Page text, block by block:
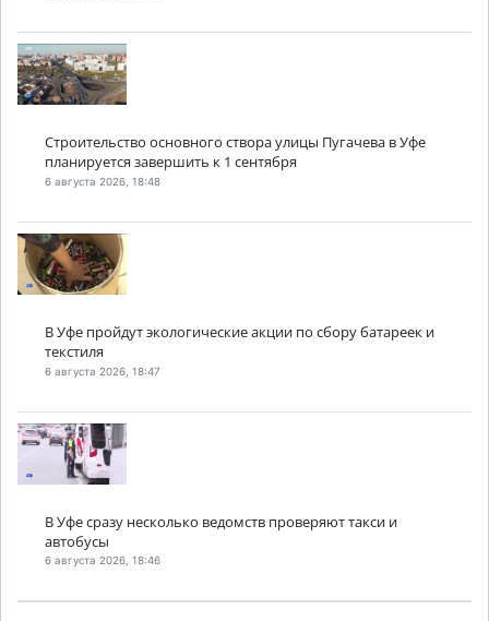
Строительство основного створа улицы Пугачева в Уфе
планируется завершить к 1 сентября
6 августа 2026, 18:48
В Уфе пройдут экологические акции по сбору батареек и
текстиля
6 августа 2026, 18:47
В Уфе сразу несколько ведомств проверяют такси и
автобусы
6 августа 2026, 18:46